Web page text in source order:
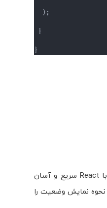
) ;
}
}
React به جای سینتکس دستوری از سینتکس اعلانی استفاده می‌کند. بنابراین توسعه با React سریع و آسان
نحوه نمایش وضعیت را